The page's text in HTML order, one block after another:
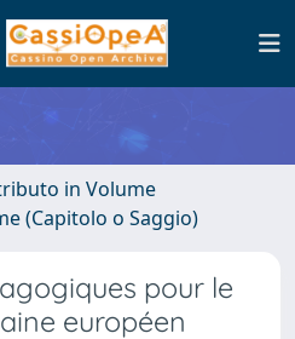
in Volume
(Capitolo o Saggio)
pour le
européen